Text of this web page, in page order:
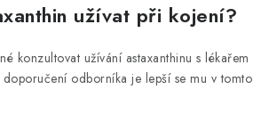
užívat při kojení?
konzultovat užívání astaxanthinu s lékařem
odborníka je lepší se mu v tomto